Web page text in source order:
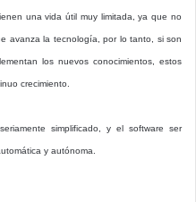
una vida útil muy limitada, ya que no
avanza la tecnología, por lo tanto, si son
los nuevos conocimientos, estos
crecimiento.
simplificado, y el software ser
y autónoma.